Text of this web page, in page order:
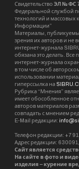
Свидетельство ЭЛ № ФС
Федеральной службой
технологий и
Информации”
Материалы,
зрения их авторов и не
интернет-журнала
обязана это делать.
интернет-журнала
в том числе об
использовании
гиперссылка на
Рубрика “Мнения”
имеет обособленное
авторов материалов
совпадать с мнением
E-Mail редакции:
Телефон редакции: +7
Адрес редакции:
Сайт является
На сайте в фото и
изделия – курение